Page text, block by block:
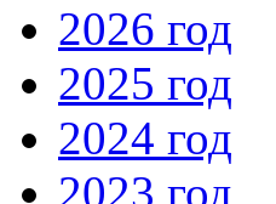
2026 год
2025 год
2024 год
2023 год